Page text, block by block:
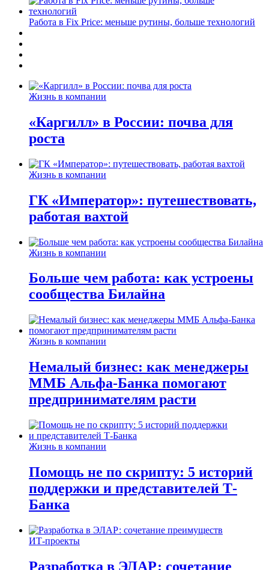
Работа в Fix Price: меньше рутины, больше технологий
Жизнь в компании
«Каргилл» в России: почва для
роста
Жизнь в компании
ГК «Император»: путешествовать,
работая вахтой
Жизнь в компании
Больше чем работа: как устроены
сообщества Билайна
Жизнь в компании
Немалый бизнес: как менеджеры
ММБ Альфа-Банка помогают
предпринимателям расти
Жизнь в компании
Помощь не по скрипту: 5 историй
поддержки и представителей Т-
Банка
ИТ-проекты
Разработка в ЭЛАР: сочетание